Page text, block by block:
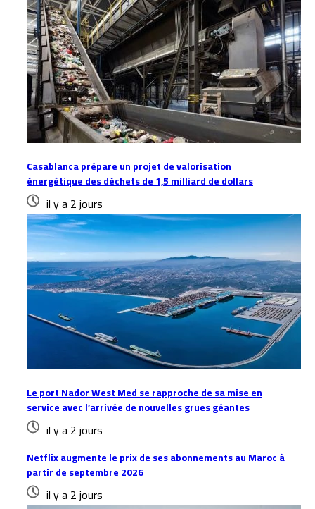
Casablanca prépare un projet de valorisation
énergétique des déchets de 1,5 milliard de dollars
il y a 2 jours
Le port Nador West Med se rapproche de sa mise en
service avec l’arrivée de nouvelles grues géantes
il y a 2 jours
Netflix augmente le prix de ses abonnements au Maroc à
partir de septembre 2026
il y a 2 jours